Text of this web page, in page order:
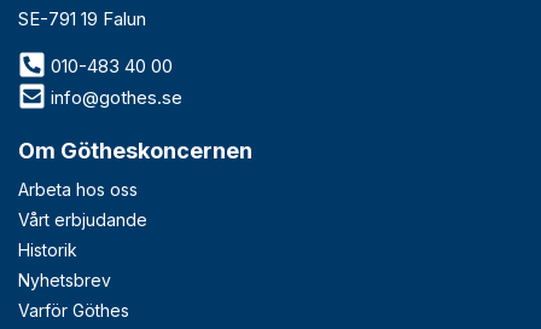
SE-791 19 Falun
010-483 40 00
info@gothes.se
Om Götheskoncernen
Arbeta hos oss
Vårt erbjudande
Historik
Nyhetsbrev
Varför Göthes